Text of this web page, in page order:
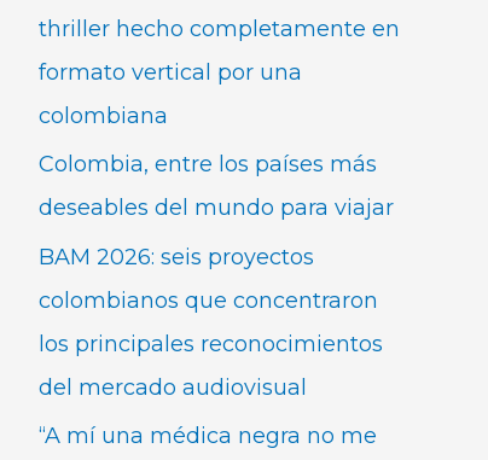
thriller hecho completamente en
formato vertical por una
colombiana
Colombia, entre los países más
deseables del mundo para viajar
BAM 2026: seis proyectos
colombianos que concentraron
los principales reconocimientos
del mercado audiovisual
“A mí una médica negra no me